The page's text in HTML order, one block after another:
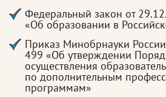
Федеральный закон от
«Об образовании в
Приказ Минобрнауки
499 «Об утверждении
осуществления
по дополнительным
программам»